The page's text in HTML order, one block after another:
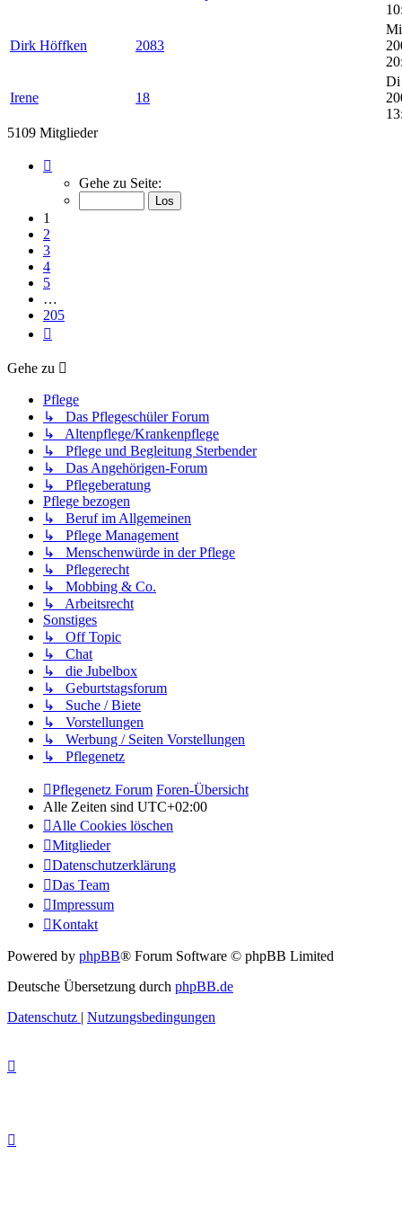
Dirk Höffken 2083
Irene 18
Di
5109 Mitglieder
von
Gehe zu Seite:
1
2
3
4
5
…
205
Gehe zu
Pflege
↳ Das Pflegeschüler Forum
↳ Altenpflege/Krankenpflege
↳ Pflege und Begleitung Sterbender
↳ Das Angehörigen-Forum
↳ Pflegeberatung
Pflege bezogen
↳ Beruf im Allgemeinen
↳ Pflege Management
↳ Menschenwürde in der Pflege
↳ Pflegerecht
↳ Mobbing & Co.
↳ Arbeitsrecht
Sonstiges
↳ Off Topic
↳ Chat
↳ die Jubelbox
↳ Geburtstagsforum
↳ Suche / Biete
↳ Vorstellungen
↳ Werbung / Seiten Vorstellungen
↳ Pflegenetz
Pflegenetz Forum Foren-Übersicht
Alle Zeiten sind UTC+02:00
Alle Cookies löschen
Mitglieder
Datenschutzerklärung
Das Team
Impressum
Kontakt
Powered by phpBB® Forum Software © phpBB Limited
Deutsche Übersetzung durch phpBB.de
Datenschutz | Nutzungsbedingungen